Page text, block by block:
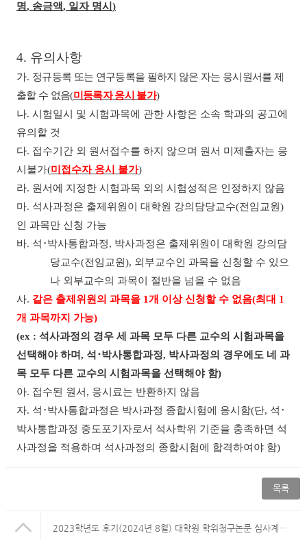
명, 송금액, 일자 명시 )
4. 유의사항
가. 정규등록 또는 연구등록을 필하지 않은 자는 응시원서를 제
출할 수 없음(미등록자 응시 불가)
나. 시험일시 및 시험과목에 관한 사항은 소속 학과의 공고에
유의할 것
다. 접수기간 외 원서접수를 하지 않으며 원서 미제출자는 응
시불가(미접수자 응시 불가)
라. 원서에 지정한 시험과목 외의 시험성적은 인정하지 않음
마. 석사과정은 출제위원이 대학원 강의담당교수(전임교원)
인 과목만 신청 가능
바. 석 ･박사통합과정, 박사과정은 출제위원이 대학원 강의담
당교수(전임교원), 외부교수인 과목을 신청할 수 있으
나 외부교수의 과목이 절반을 넘을 수 없음
사. 같은 출제위원의 과목을 1개 이상 신청할 수 없음(최대 1
개 과목까지 가능)
(ex : 석사과정의 경우 세 과목 모두 다른 교수의 시험과목을
선택해야 하며, 석 ･박사통합과정, 박사과정의 경우에도 네 과
목 모두 다른 교수의 시험과목을 선택해야 함)
아. 접수된 원서 , 응시료는 반환하지 않음
자. 석 ･박사통합과정은 박사과정 종합시험에 응시함(단, 석 ･
박사통합과정 중도포기자로서 석사학위 기준을 충족하면 석
사과정을 적용하며 석사과정의 종합시험에 합격하여야 함)
목록
2023학년도 후기(2024년 8월) 대학원 학위청구논문 심사계획 송부